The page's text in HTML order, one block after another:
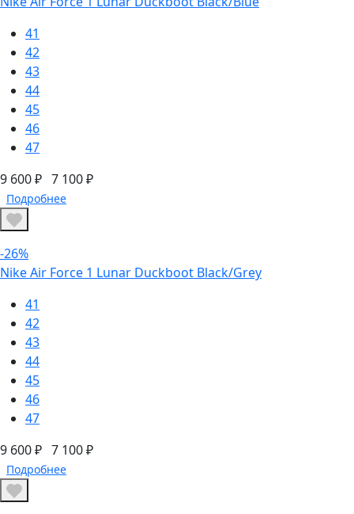
41
42
43
44
45
46
47
9 600 ₽ 7 100 ₽
Подробнее
-26%
Nike Air Force 1 Lunar Duckboot Black/Grey
41
42
43
44
45
46
47
9 600 ₽ 7 100 ₽
Подробнее